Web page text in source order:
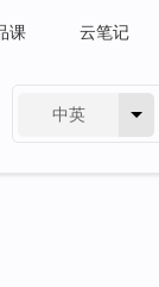
课 云笔记
中英